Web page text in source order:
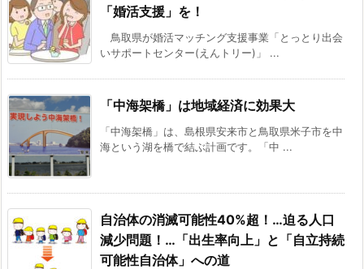
「婚活支援」を！
鳥取県が婚活マッチング支援事業「とっとり出会
いサポートセンター(えんトリー)」 ...
「中海架橋」は地域経済に効果大
「中海架橋」は、島根県安来市と鳥取県米子市を中
海という湖を橋で結ぶ計画です。「中 ...
自治体の消滅可能性40%超！…迫る人口
減少問題！…「出生率向上」と「自立持続
可能性自治体」への道